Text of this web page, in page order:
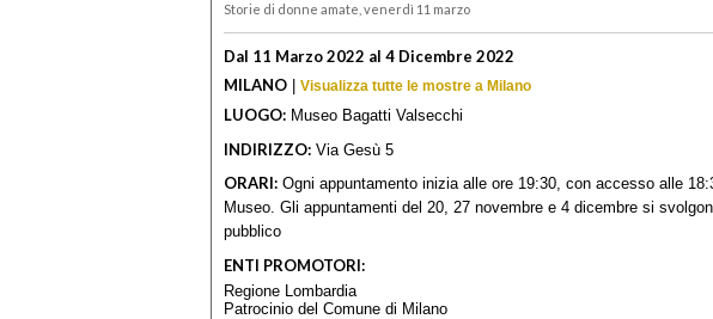
Storie di donne amate, venerdì 11 marzo
Dal 11 Marzo 2022 al 4 Dicembre 2022
MILANO | Visualizza tutte le mostre a Milano
LUOGO: Museo Bagatti Valsecchi
INDIRIZZO: Via Gesù 5
ORARI: Ogni appuntamento inizia alle ore 19:30, con accesso alle
Museo. Gli appuntamenti del 20, 27 novembre e 4 dicembre si
pubblico
ENTI PROMOTORI:
Regione Lombardia
Patrocinio del Comune di Milano